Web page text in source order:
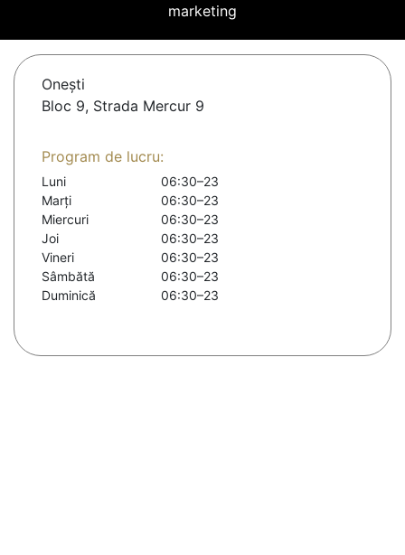
marketing
Oneşti
Bloc 9, Strada Mercur 9
Program de lucru:
Luni
06:30–23
Marți
06:30–23
Miercuri
06:30–23
Joi
06:30–23
Vineri
06:30–23
Sâmbătă
06:30–23
Duminică
06:30–23